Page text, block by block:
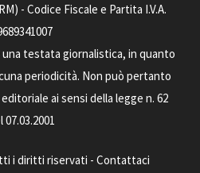
- Codice Fiscale e Partita I.V.A.
testata giornalistica, in quanto
periodicità. Non può pertanto
ai sensi della legge n. 62
07.03.2001
i diritti riservati - Contattaci